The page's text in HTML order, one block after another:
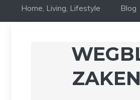
Home, Living, Lifestyle Blog